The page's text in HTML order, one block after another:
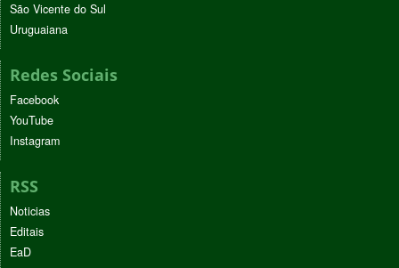
São Vicente do Sul
Uruguaiana
Redes Sociais
Facebook
YouTube
Instagram
RSS
Noticias
Editais
EaD